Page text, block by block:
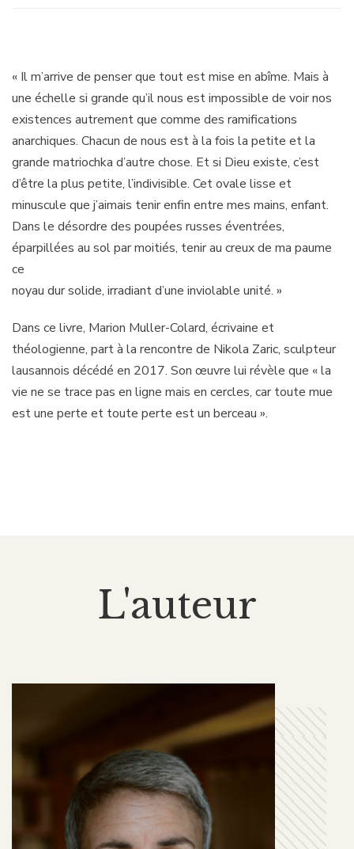
« Il m’arrive de penser que tout est mise en abîme. Mais à
une échelle si grande qu’il nous est impossible de voir nos
existences autrement que comme des ramifications
anarchiques. Chacun de nous est à la fois la petite et la
grande matriochka d’autre chose. Et si Dieu existe, c’est
d’être la plus petite, l’indivisible. Cet ovale lisse et
minuscule que j’aimais tenir enfin entre mes mains, enfant.
Dans le désordre des poupées russes éventrées,
éparpillées au sol par moitiés, tenir au creux de ma paume
ce
noyau dur solide, irradiant d’une inviolable unité. »
Dans ce livre, Marion Muller-Colard, écrivaine et
théologienne, part à la rencontre de Nikola Zaric, sculpteur
lausannois décédé en 2017. Son œuvre lui révèle que « la
vie ne se trace pas en ligne mais en cercles, car toute mue
est une perte et toute perte est un berceau ».
L'auteur